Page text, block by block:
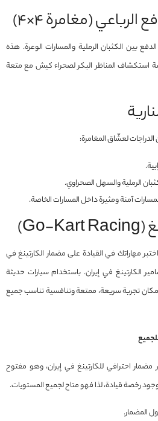
بين الكثبان الرملية والمسارات الوعرة. هذه
استكشاف المناظر البكر لصحراء كيش مع متعة
لعشّاق المغامرة:
آمنة ومثيرة داخل المسارات الخاصة.
مهاراتك في القيادة على مضمار الكارتينغ في
الكارتينغ في إيران. باستخدام سيارات حديثة
تجربة سريعة، ممتعة وتنافسية تناسب جميع
احترافي للكارتينغ في إيران، وهو مفتوح
رخصة قيادة، لذا فهو متاح لجميع المستويات.